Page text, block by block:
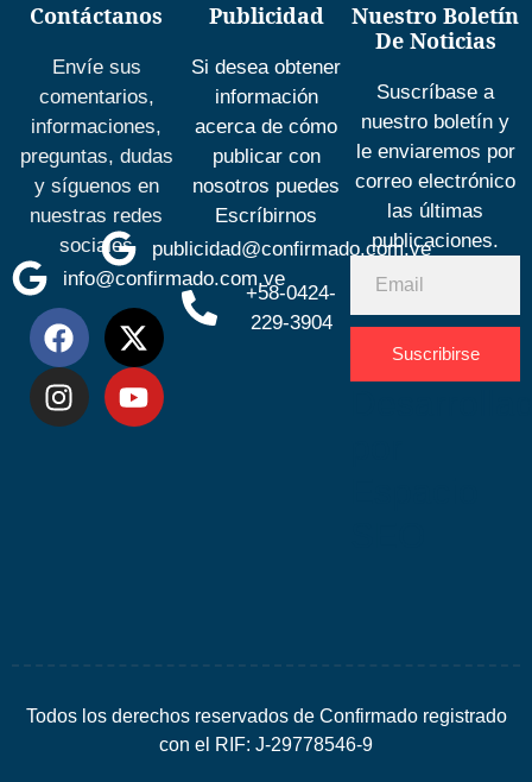
Contáctanos
Envíe sus
comentarios,
informaciones,
preguntas, dudas
y síguenos en
nuestras redes
sociales
info@confirmado.com.ve
Publicidad
Si desea obtener
información
acerca de cómo
publicar con
nosotros puedes
Escríbirnos
publicidad@confirmado.com.ve
+58-0424-
229-3904
Nuestro Boletín
De Noticias
Suscríbase a
nuestro boletín y
le enviaremos por
correo electrónico
las últimas
publicaciones.
Suscribirse
Todos los derechos reservados de Confirmado registrado
con el RIF: J-29778546-9